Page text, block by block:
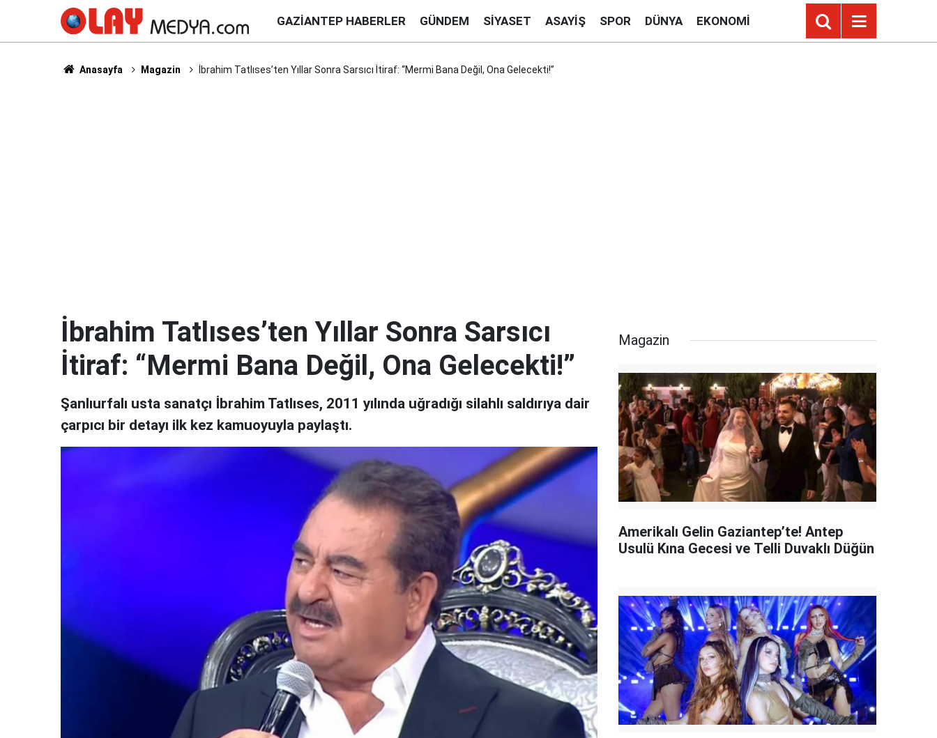
GAZIANTEP HABERLER GÜNDEM SIYASET ASAYIŞ SPOR DÜNYA EKONOMI
Anasayfa Magazin İbrahim Tatlıses’ten Yıllar Sonra Sarsıcı İtiraf: “Mermi Bana Değil, Ona Gelecekti!”
İbrahim Tatlıses’ten Yıllar Sonra Sarsıcı
İtiraf: “Mermi Bana Değil, Ona Gelecekti!”
Şanlıurfalı usta sanatçı İbrahim Tatlıses, 2011 yılında uğradığı silahlı saldırıya dair
çarpıcı bir detayı ilk kez kamuoyuyla paylaştı.
Magazin
Amerikalı Gelin Gaziantep’te! Antep
Usulü Kına Gecesi ve Telli Duvaklı Düğün